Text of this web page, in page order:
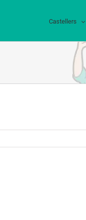
Castellers